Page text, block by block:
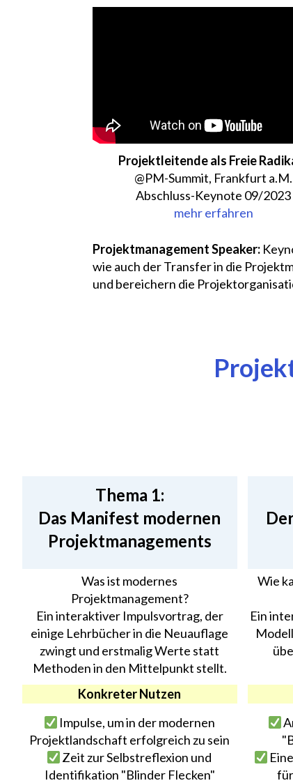
Projektleitende als Freie
@PM-Summit, Frankfurt a.M.
Abschluss-Keynote 09/2023
mehr erfahren
Projektmanagement Speaker:
wie auch der Transfer in die
und bereichern die
Thema 1:
Das Manifest modernen
Projektmanagements
Was ist modernes
Projektmanagement?
Ein interaktiver Impulsvortrag, der
einige Lehrbücher in die Neuauflage
zwingt und erstmalig Werte statt
Methoden in den Mittelpunkt stellt.
Konkreter Nutzen
Impulse, um in der modernen
Projektlandschaft erfolgreich zu sein
Zeit zur Selbstreflexion und
Identifikation "Blinder Flecken"
Wie
Ein